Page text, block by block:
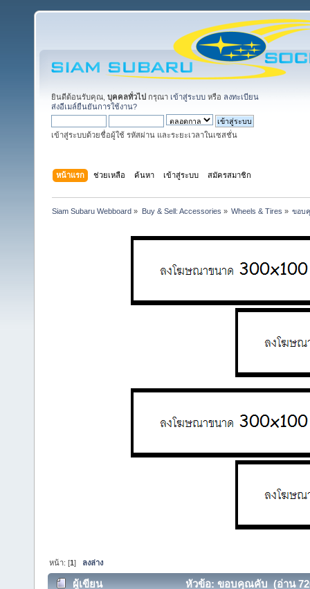
ยินดีต้อนรับคุณ, บุคคลทั่วไป กรุณา เข้าสู่ระบบ หรือ ลงทะเบียน
ส่งอีเมล์ยืนยันการใช้งาน?
เข้าสู่ระบบด้วยชื่อผู้ใช้ รหัสผ่าน และระยะเวลาในเซสชั่น
หน้าแรก ช่วยเหลือ ค้นหา เข้าสู่ระบบ สมัครสมาชิก
Siam Subaru Webboard » Buy & Sell: Accessories » Wheels & Tires » ขอบ
หน้า: [1] ลงล่าง
ผู้เขียน หัวข้อ: ขอบคุณคับ (อ่าน